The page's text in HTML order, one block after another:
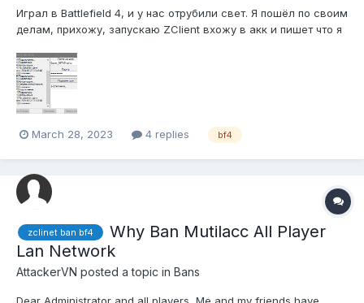
Играл в Battlefield 4, и у нас отрубили свет. Я пошёл по своим
делам, прихожу, запускаю ZClient вхожу в акк и пишет что я
March 28, 2023 4 replies bf4
zclinet ban bf4
Why Ban Mutilacc All Player
Lan Network
AttackerVN posted a topic in Bans
Dear Administrator and all players, Me and my friends have